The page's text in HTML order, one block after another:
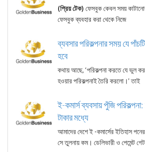
(প্রিয় টেক) ফেসবুক কেবল সময়
ফেসবুক ব্যবহার করা থেকে নিজে
ব্যবসার পরিকল্পনার সময় যে
হবে
কথায় আছে, ‘পরিকল্পনা করতে যে ভুল
হওয়ার পরিকল্পনাই তৈরি করলো।’ তাই
ই-কমার্স ব্যবসায় পুঁজি
টাকার মধ্যে
আমাদের দেশে ই -কমার্সের ইতিহাস
সে তুলনায় কম। ডেলিভারী ও পেমেন্ট